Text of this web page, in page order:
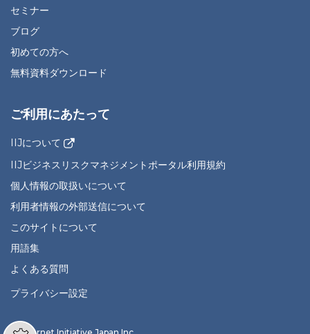
セミナー
ブログ
初めての方へ
無料資料ダウンロード
ご利用にあたって
IIJについて
IIJビジネスリスクマネジメントポータル利用規約
個人情報の取扱いについて
利用者情報の外部送信について
このサイトについて
用語集
よくある質問
プライバシー設定